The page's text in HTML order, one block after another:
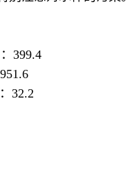
399.4
32.2